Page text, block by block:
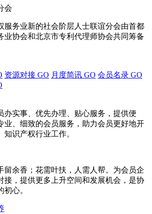
服务业新的社会阶层人士联谊分会由首都
业协会和北京市专利代理师协会共同筹备
资源对接 GO 月度简讯 GO 会员名录 GO
办实事、优先办理、贴心服务，提供便
业、细致的会员服务，助力会员更好地开
知识产权行业工作。
留余香；花需叶扶，人需人帮。为会员企
接，提供更多上升空间和发展机会，是协
心。